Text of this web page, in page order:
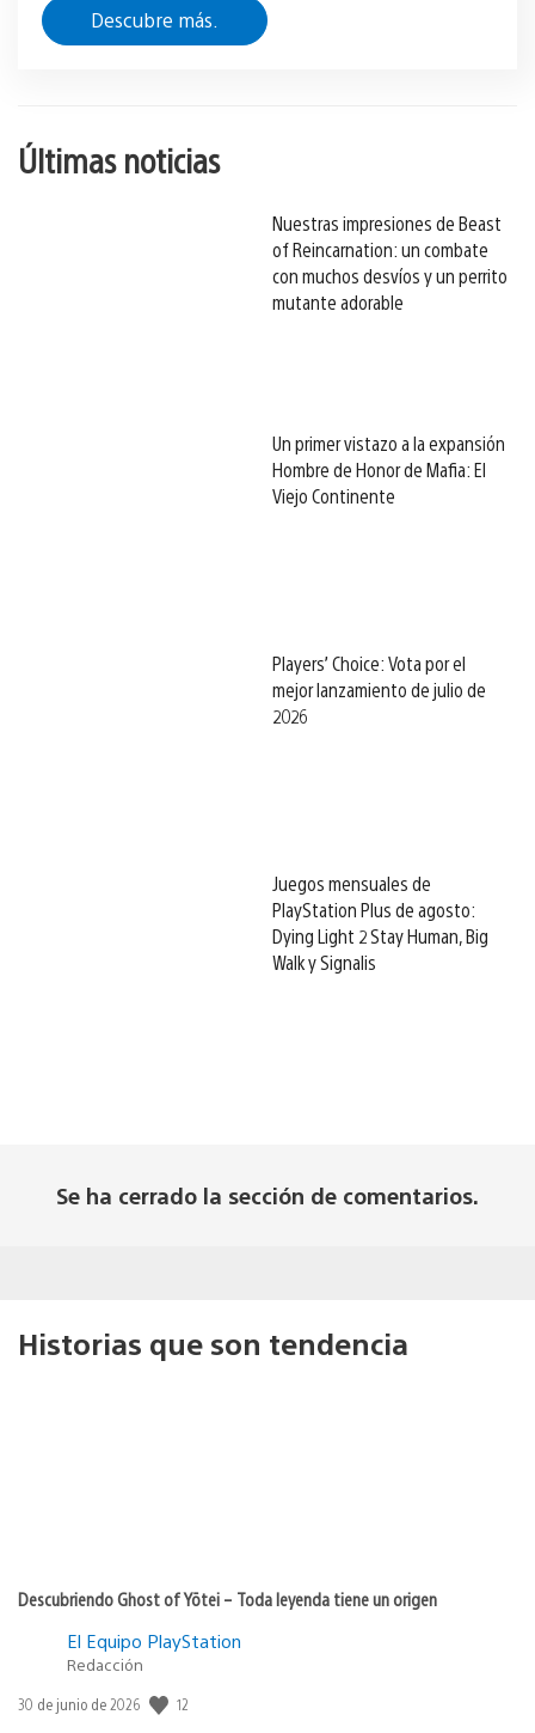
Descubre más.
Últimas noticias
Nuestras impresiones de Beast
of Reincarnation: un combate
con muchos desvíos y un perrito
mutante adorable
Un primer vistazo a la expansión
Hombre de Honor de Mafia: El
Viejo Continente
Players’ Choice: Vota por el
mejor lanzamiento de julio de
2026
Juegos mensuales de
PlayStation Plus de agosto:
Dying Light 2 Stay Human, Big
Walk y Signalis
Se ha cerrado la sección de comentarios.
Historias que son tendencia
Descubriendo Ghost of Yōtei – Toda leyenda tiene un origen
El Equipo PlayStation
Redacción
Fecha
30 de junio de 2026 12